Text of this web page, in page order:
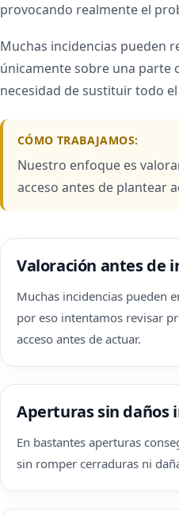
provocando realmente el
Muchas incidencias pueden
únicamente sobre una parte
necesidad de sustituir todo
CÓMO TRABAJAMOS:
Nuestro enfoque es
acceso antes de plantear
Valoración antes de
Muchas incidencias pueden
por eso intentamos revisar
acceso antes de actuar.
Aperturas sin daños
En bastantes aperturas
sin romper cerraduras ni